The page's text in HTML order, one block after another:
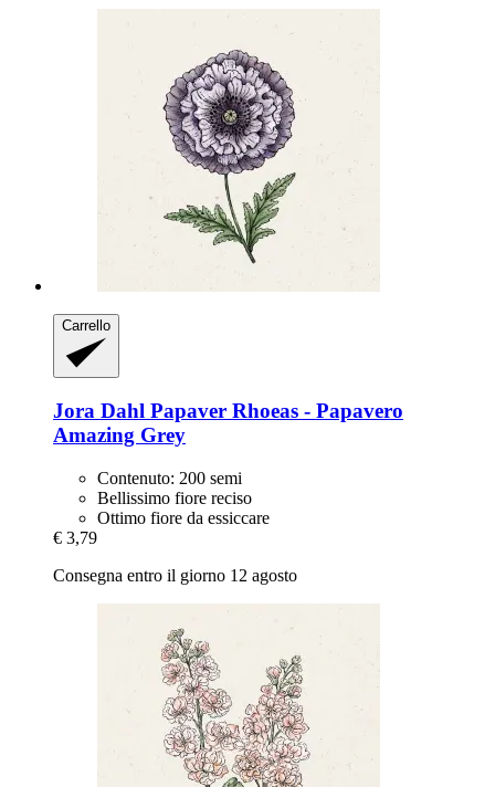
Carrello
Jora Dahl Papaver Rhoeas -​ Papavero
Amazing Grey
Contenuto: 200 semi
Bellissimo fiore reciso
Ottimo fiore da essiccare
€ 3,79
Consegna entro il giorno 12 agosto